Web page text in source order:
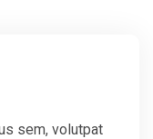
sem, volutpat